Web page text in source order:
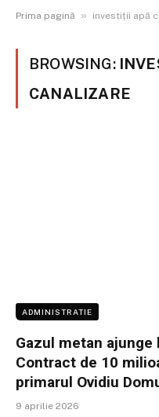
Prima pagină » investiții apă
BROWSING:
CANALIZARE
ADMINISTRATIE
Gazul metan ajunge
Contract de 10
primarul Ovidiu
9 aprilie 2026